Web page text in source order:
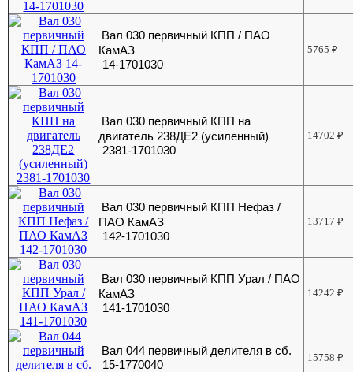
Вал 030 первичный КПП / ПАО
КамАЗ
14-1701030
5765₽
Вал 030 первичный КПП на
двигатель 238ДЕ2 (усиленный)
2381-1701030
14702₽
Вал 030 первичный КПП Нефаз /
ПАО КамАЗ
142-1701030
13717₽
Вал 030 первичный КПП Урал / ПАО
КамАЗ
141-1701030
14242₽
Вал 044 первичный делителя в сб.
15-1770040
15758₽